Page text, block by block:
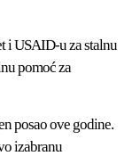
i USAID-u za stalnu
pomoć za
posao ove godine.
izabranu